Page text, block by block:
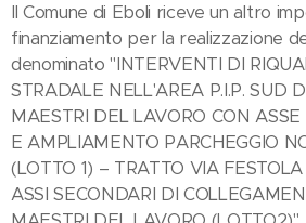
Il Comune di Eboli riceve un altro
finanziamento per la realizzazione
denominato "INTERVENTI DI
STRADALE NELL'AREA P.I.P. SUD
MAESTRI DEL LAVORO CON
E AMPLIAMENTO PARCHEGGIO
(LOTTO 1) – TRATTO VIA
ASSI SECONDARI DI